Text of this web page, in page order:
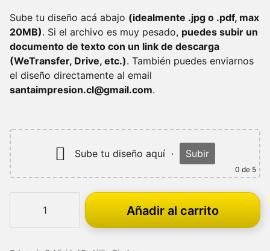
Sube tu diseño acá abajo (idealmente .jpg o .pdf, max
20MB). Si el archivo es muy pesado, puedes subir un
documento de texto con un link de descarga
(WeTransfer, Drive, etc.). También puedes enviarnos
el diseño directamente al email
santaimpresion.cl@gmail.com.
Sube tu diseño aquí · Subir
0 de 5
Madera
Añadir al carrito